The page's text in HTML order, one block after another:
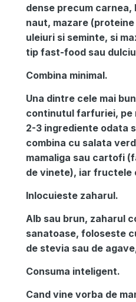
dense precum
naut, mazare
uleiuri si seminte, si
tip fast-food sau
Combina minimal.
Una dintre cele mai
continutul farfuriei, pe
2-3 ingrediente odata
combina cu salata
mamaliga sau cartofi
de vinete), iar fructele
Inlocuieste zaharul.
Alb sau brun, zaharul
sanatoase, foloseste
de stevia sau de
Consuma inteligent.
Cand vine vorba de